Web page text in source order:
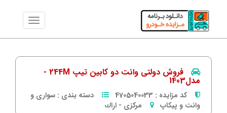
فروش دولتی وانت دو کابین تیپ 244M -
مدل1403
کد مزایده : 4705040033 دسته بندی : سواری و
وانت و پیکاپ
مرکزی - اراك